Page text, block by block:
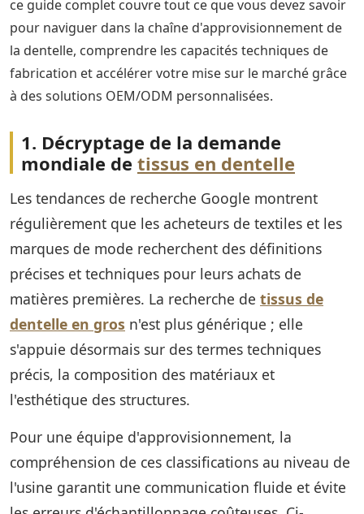
ce guide complet couvre tout ce que vous devez savoir
pour naviguer dans la chaîne d'approvisionnement de
la dentelle, comprendre les capacités techniques de
fabrication et accélérer votre mise sur le marché grâce
à des solutions OEM/ODM personnalisées.
1. Décryptage de la demande
mondiale de tissus en dentelle
Les tendances de recherche Google montrent
régulièrement que les acheteurs de textiles et les
marques de mode recherchent des définitions
précises et techniques pour leurs achats de
matières premières. La recherche de tissus de
dentelle en gros n'est plus générique ; elle
s'appuie désormais sur des termes techniques
précis, la composition des matériaux et
l'esthétique des structures.
Pour une équipe d'approvisionnement, la
compréhension de ces classifications au niveau de
l'usine garantit une communication fluide et évite